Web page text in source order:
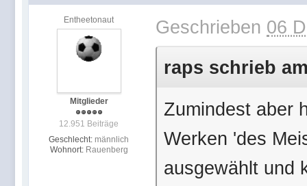
Entheetonaut
Mitglieder
12.951 Beiträge
Geschlecht: männlich
Wohnort: Rauenberg
Geschrieben 06
raps schrieb
Zumindest aber
Werken 'des
ausgewählt und